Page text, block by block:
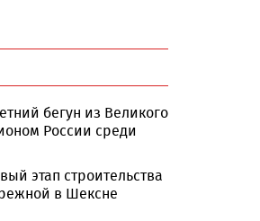
бегун из Великого
России среди
этап строительства
в Шексне